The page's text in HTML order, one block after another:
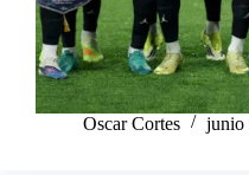
Oscar Cortes junio